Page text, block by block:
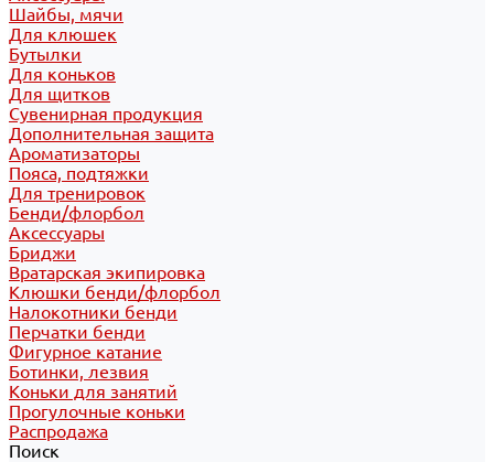
Шайбы, мячи
Для клюшек
Бутылки
Для коньков
Для щитков
Сувенирная продукция
Дополнительная защита
Ароматизаторы
Пояса, подтяжки
Для тренировок
Бенди/флорбол
Аксессуары
Бриджи
Вратарская экипировка
Клюшки бенди/флорбол
Налокотники бенди
Перчатки бенди
Фигурное катание
Ботинки, лезвия
Коньки для занятий
Прогулочные коньки
Распродажа
Поиск